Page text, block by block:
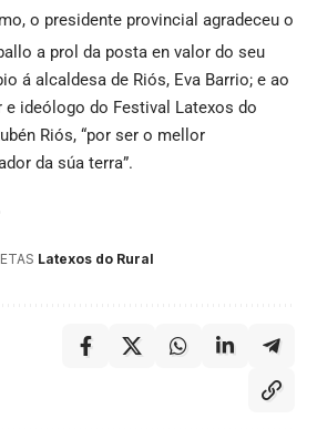
o presidente provincial agradeceu o
a prol da posta en valor do seu
á alcaldesa de Riós, Eva Barrio; e ao
e ideólogo do Festival Latexos do
Riós, “por ser o mellor
da súa terra”.
Latexos do Rural